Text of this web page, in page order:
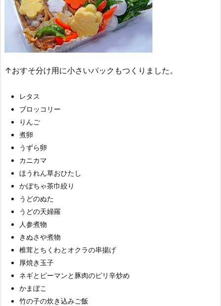
↑おすそ分け用に小さいパックもつくりました。
レタス
ブロッコリー
りんご
煮卵
うずら卵
カニカマ
ほうれん草おひたし
かぼちゃ茶巾絞り
うどのぬた
うどの天婦羅
人参煮物
きぬさや煮物
椎茸とちくわとオクラの串揚げ
厚焼き玉子
ネギとピーマンと豚肉のピリ辛炒め
かまぼこ
竹の子の炊き込みご飯